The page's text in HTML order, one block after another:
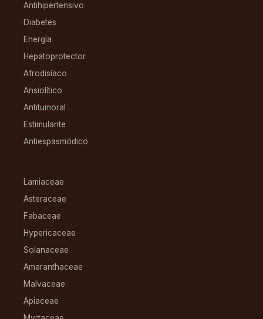
Antihipertensivo
Diabetes
Energía
Hepatoprotector
Afrodisíaco
Ansiolítico
Antitumoral
Estimulante
Antiespasmódico
Lamiaceae
Asteraceae
Fabaceae
Hypericaceae
Solanaceae
Amaranthaceae
Malvaceae
Apiaceae